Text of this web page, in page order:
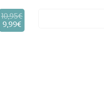
10,95€
Le
prix
initial
9,99€
Le